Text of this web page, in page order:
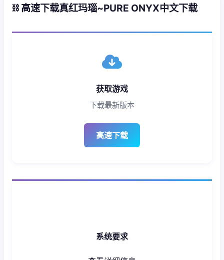
⛓️ 高速下载真红玛瑙~PURE ONYX中文下载
获取游戏
下载最新版本
高速下载
系统要求